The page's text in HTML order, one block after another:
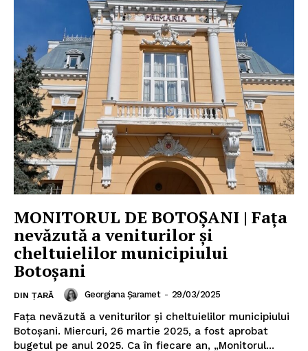
MONITORUL DE BOTOȘANI | Faţa
nevăzută a veniturilor și
cheltuielilor municipiului
Botoşani
DIN ȚARĂ Georgiana Șaramet - 29/03/2025
Faţa nevăzută a veniturilor și cheltuielilor municipiului
Botoşani. Miercuri, 26 martie 2025, a fost aprobat
bugetul pe anul 2025. Ca în fiecare an, „Monitorul...